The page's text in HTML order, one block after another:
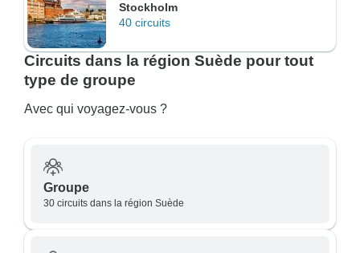
Stockholm
40 circuits
Circuits dans la région Suède pour tout
type de groupe
Avec qui voyagez-vous ?
Groupe
30 circuits dans la région Suède